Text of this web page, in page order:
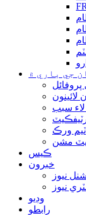
جي باري ۾
لائينون
لاء سبب
ٽيم ورڪ
مشن
ڪيس
خبرون
نيوز
نيوز
وڊيو
رابطو